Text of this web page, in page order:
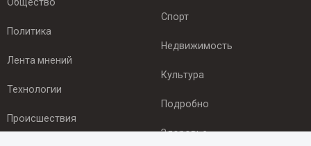
Общество
Политика
Лента мнений
Технологии
Происшествия
Спорт
Недвижимость
Культура
Подробно
Здоровье